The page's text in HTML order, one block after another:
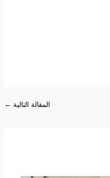
المقالة التالية ←